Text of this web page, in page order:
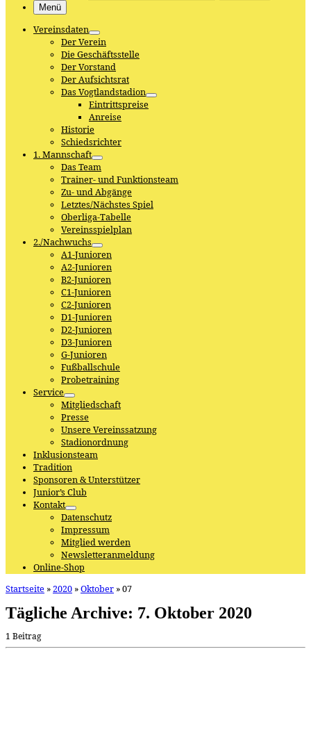
Menü
Vereinsdaten
Der Verein
Die Geschäftsstelle
Der Vorstand
Der Aufsichtsrat
Das Vogtlandstadion
Eintrittspreise
Anreise
Historie
Schiedsrichter
1. Mannschaft
Das Team
Trainer- und Funktionsteam
Zu- und Abgänge
Letztes/Nächstes Spiel
Oberliga-Tabelle
Vereinsspielplan
2./Nachwuchs
A1-Junioren
A2-Junioren
B2-Junioren
C1-Junioren
C2-Junioren
D1-Junioren
D2-Junioren
D3-Junioren
G-Junioren
Fußballschule
Probetraining
Service
Mitgliedschaft
Presse
Unsere Vereinssatzung
Stadionordnung
Inklusionsteam
Tradition
Sponsoren & Unterstützer
Junior’s Club
Kontakt
Datenschutz
Impressum
Mitglied werden
Newsletteranmeldung
Online-Shop
Startseite »2020 »Oktober »07
Tägliche Archive: 7. Oktober 2020
1 Beitrag